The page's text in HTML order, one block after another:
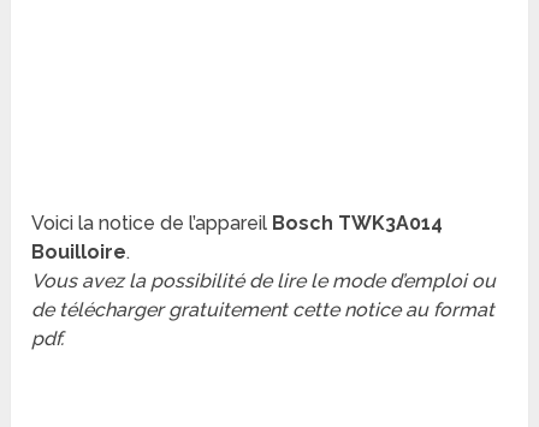
Voici la notice de l’appareil Bosch TWK3A014
Bouilloire.
Vous avez la possibilité de lire le mode d’emploi ou
de télécharger gratuitement cette notice au format
pdf.